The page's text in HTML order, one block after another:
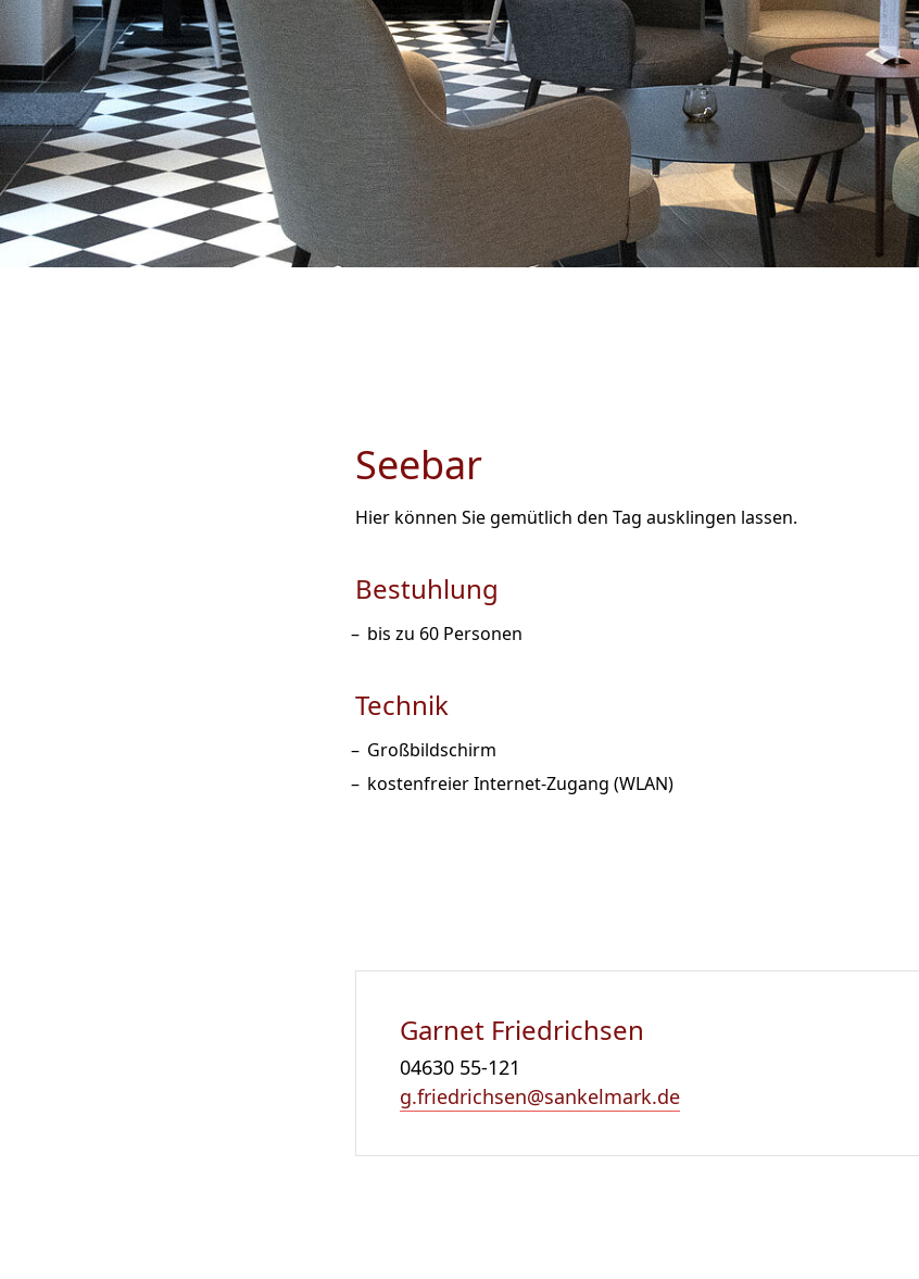
Seebar
Hier können Sie gemütlich den Tag ausklingen lassen.
Bestuhlung
bis zu 60 Personen
Technik
Großbildschirm
kostenfreier Internet-Zugang (WLAN)
Garnet Friedrichsen
04630 55-121
g.friedrichsen@sankelmark.de